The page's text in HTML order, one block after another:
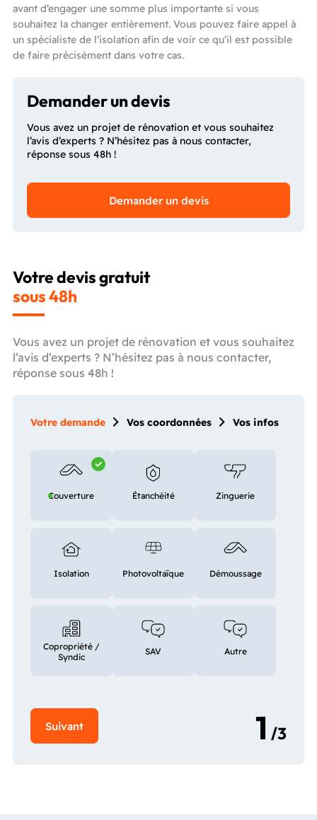
avant d’engager une somme plus importante si vous
souhaitez la changer entièrement. Vous pouvez faire appel à
un spécialiste de l’isolation afin de voir ce qu’il est possible
de faire précisément dans votre cas.
Demander un devis
Vous avez un projet de rénovation et vous souhaitez
l’avis d’experts ? N’hésitez pas à nous contacter,
réponse sous 48h !
Demander un devis
Votre devis gratuit
sous 48h
Vous avez un projet de rénovation et vous souhaitez
l’avis d’experts ? N’hésitez pas à nous contacter,
réponse sous 48h !
Votre demande Vos coordonnées Vos infos
Couverture Étanchéité Zinguerie
Isolation Photovoltaïque Démoussage
Copropriété /
Syndic
SAV Autre